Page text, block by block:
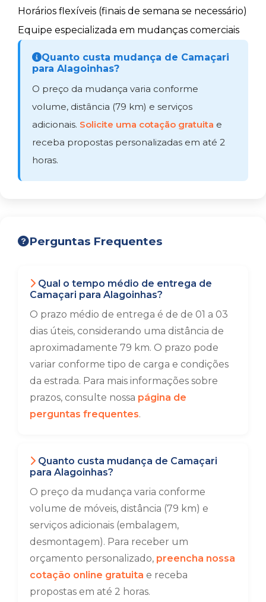
Horários flexíveis (finais de semana se necessário)
Equipe especializada em mudanças comerciais
Quanto custa mudança de Camaçari
para Alagoinhas?
O preço da mudança varia conforme
volume, distância (79 km) e serviços
adicionais. Solicite uma cotação gratuita e
receba propostas personalizadas em até 2
horas.
Perguntas Frequentes
Qual o tempo médio de entrega de
Camaçari para Alagoinhas?
O prazo médio de entrega é de de 01 a 03
dias úteis, considerando uma distância de
aproximadamente 79 km. O prazo pode
variar conforme tipo de carga e condições
da estrada. Para mais informações sobre
prazos, consulte nossa página de
perguntas frequentes.
Quanto custa mudança de Camaçari
para Alagoinhas?
O preço da mudança varia conforme
volume de móveis, distância (79 km) e
serviços adicionais (embalagem,
desmontagem). Para receber um
orçamento personalizado, preencha nossa
cotação online gratuita e receba
propostas em até 2 horas.